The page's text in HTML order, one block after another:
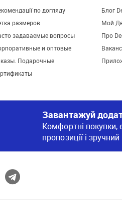
по догляду
размеров
задаваемые вопросы
и оптовые
Подарочные
Блог
Мой
Про
Завантажуй
Комфортні покупки,
пропозиції і